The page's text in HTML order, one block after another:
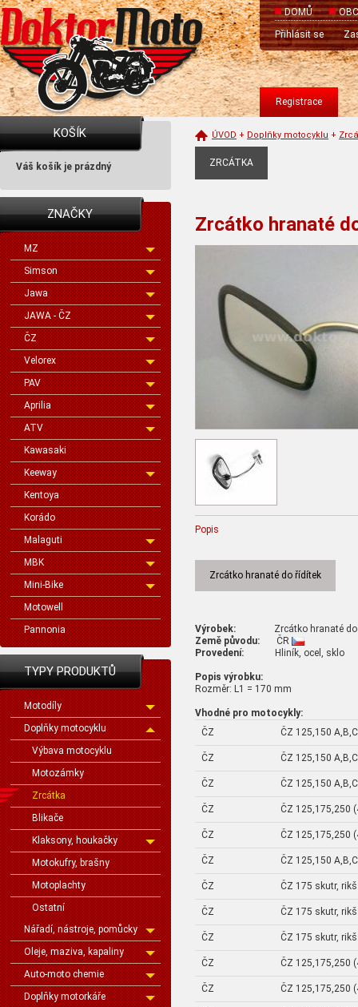
DOMŮ
Přihlásit se
Registrace
KOŠÍK
Váš košík je prázdný
ZNAČKY
MZ
Simson
Jawa
JAWA - ČZ
ČZ
Velorex
PAV
Aprilia
ATV
Kawasaki
Keeway
Kentoya
Korádo
Malaguti
MBK
Mini-Bike
Motowell
Pannonia
TYPY PRODUKTŮ
Motodíly
Doplňky motocyklu
Výbava motocyklu
Motozámky
Zrcátka
Blikače
Klaksony, houkačky
Motokufry, brašny
Motoplachty
Ostatní
Nářadí, nástroje, pomůcky
Oleje, maziva, kapaliny
Auto-moto chemie
Doplňky motorkáře
ÚVOD + Doplňky motocyklu +
ZRCÁTKA
Zrcátko hranaté
Popis
Zrcátko hranaté do řídítek
Výrobek: Zrcátko hranaté do
Země původu: ČR
Provedení: Hliník, ocel, sklo
Popis výrobku:
Rozměr: L1 = 170 mm
Vhodné pro motocykly:
ČZ
ČZ 125,150
ČZ ČZ 125,150
ČZ ČZ 125,150
ČZ ČZ 125,175,250
ČZ ČZ 125,175,250
ČZ ČZ 125,150
ČZ ČZ 175 skutr,
ČZ ČZ 175 skutr,
ČZ ČZ 175 skutr,
ČZ ČZ 125,175,250
ČZ ČZ 125,175,250